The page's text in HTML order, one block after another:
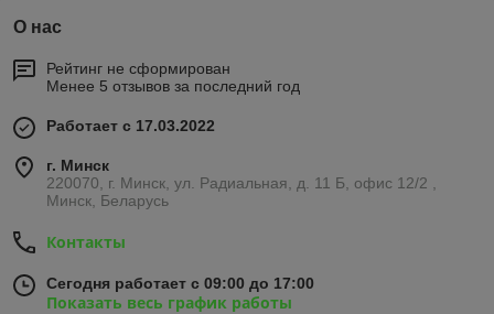
О нас
Рейтинг не сформирован
Менее 5 отзывов за последний год
Работает с 17.03.2022
г. Минск
220070, г. Минск, ул. Радиальная, д. 11 Б, офис 12/2 ,
Минск, Беларусь
Контакты
Сегодня работает с 09:00 до 17:00
Показать весь график работы